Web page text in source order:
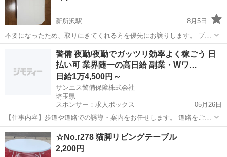
新所沢駅
8月5日
不要になったため、取りにきてくれる方を優先にお譲りします。 ブラ
ンド ニトリ(NITORI) 重量 5.9 キログラム サイ
ズ 幅75×奥行50×高さ31.5cm 色 ホワイト ...
所沢市 新所沢駅 テーブル
警備 夜勤/夜勤でガッツリ効率よく稼ごう 日
払い可 業界随一の高日給 副業・Wワ…
日給1万4,500円～
サンエス警備保障株式会社
埼玉県
スポンサー：求人ボックス
05月26日
【仕事内容】歩道や道路での誘導・案内をお任せします。 道路をご利
用される車両や歩行者の方が安全に安心して通行するために適切に誘
導してください。 勤務地へは直行直帰OKです! <未経験でも安心!!> 丁
寧な研修20hで基本的な知識を...
アルバイト・パート
☆No.r278 猫脚リビングテーブル
2,200円